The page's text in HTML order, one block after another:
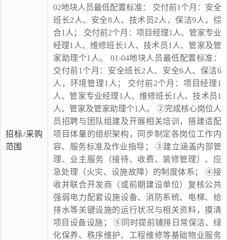
招标/采购
范围
02地块人员最低配置标准： 交付前1个月：安全
班长2人、安全8人、技术员2人、保洁9人，综
合1人； 交付前2个月：项目经理1人、管家专业
经理1人、维修班长1人、技术员1人、管家及管
家助理个1人。 01-04地块人员最低配置标准：
交付前1个月：安全班长2人、安全6人、保洁6
人，环境管理1人； 交付前2个月：项目经理1
人、管家专业经理1人、维修班长1人、技术员1
人、管家及管家助理个1人。 ②完成核心岗位人
员招聘与团队组建及开展相关培训，搭建适配
项目体量的组织架构，同步制定各岗位工作内
容、服务标准及作业指导； ③建立涵盖内部管
理、业主服务（接待、收费、装修管理）、应
急处理（火灾、设施故障）的制度体系； ④接
收并联合开发商（或前期建设单位）复核公共
强弱电力配套设施设备、消防系统、电梯、给
排水等关键设施的运行状况与相关资料，摸清
项目设备设施； ⑤同时提前铺排日常保洁、绿
化保养、秩序维护、工程维修等基础物业服务